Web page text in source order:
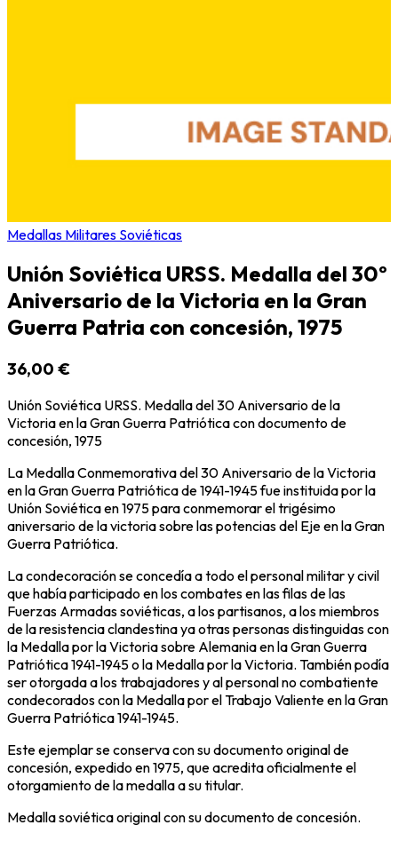
Medallas Militares Soviéticas
Unión Soviética URSS. Medalla del 30º
Aniversario de la Victoria en la Gran
Guerra Patria con concesión, 1975
36,00 €
Unión Soviética URSS. Medalla del 30 Aniversario de la
Victoria en la Gran Guerra Patriótica con documento de
concesión, 1975
La Medalla Conmemorativa del 30 Aniversario de la Victoria
en la Gran Guerra Patriótica de 1941-1945 fue instituida por la
Unión Soviética en 1975 para conmemorar el trigésimo
aniversario de la victoria sobre las potencias del Eje en la Gran
Guerra Patriótica.
La condecoración se concedía a todo el personal militar y civil
que había participado en los combates en las filas de las
Fuerzas Armadas soviéticas, a los partisanos, a los miembros
de la resistencia clandestina ya otras personas distinguidas con
la Medalla por la Victoria sobre Alemania en la Gran Guerra
Patriótica 1941-1945 o la Medalla por la Victoria. También podía
ser otorgada a los trabajadores y al personal no combatiente
condecorados con la Medalla por el Trabajo Valiente en la Gran
Guerra Patriótica 1941-1945.
Este ejemplar se conserva con su documento original de
concesión, expedido en 1975, que acredita oficialmente el
otorgamiento de la medalla a su titular.
Medalla soviética original con su documento de concesión.